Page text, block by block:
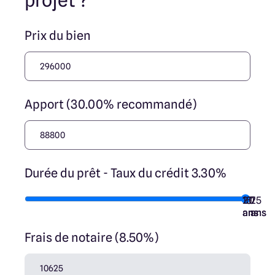
Prix du bien
Apport (30.00% recommandé)
Durée du prêt - Taux du crédit 3.30%
7
ans
10
ans
15
ans
20
ans
25
ans
Frais de notaire (8.50%)